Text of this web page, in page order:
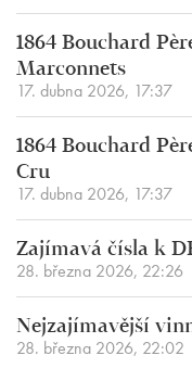
1864 Bouchard
Marconnets
17. dubna 2026, 17:37
1864 Bouchard
Cru
17. dubna 2026, 17:37
Zajímavá čísla k
28. března 2026, 22:26
Nejzajímavější
28. března 2026, 22:02